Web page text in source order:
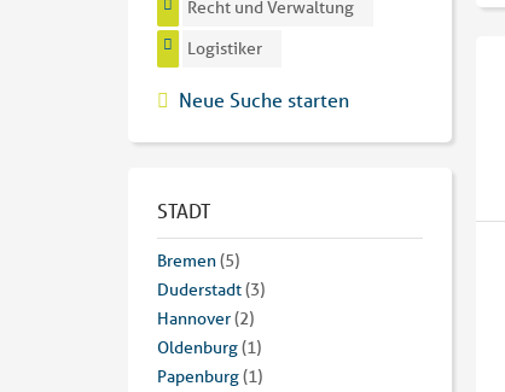
Recht und Verwaltung
Logistiker
Neue Suche starten
STADT
Bremen(5)
Duderstadt(3)
Hannover(2)
Oldenburg(1)
Papenburg(1)